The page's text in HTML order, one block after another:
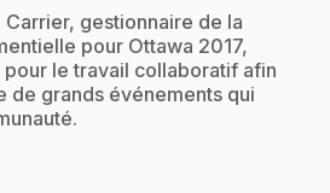
Carrier, gestionnaire de la
pour Ottawa 2017,
pour le travail collaboratif afin
de grands événements qui